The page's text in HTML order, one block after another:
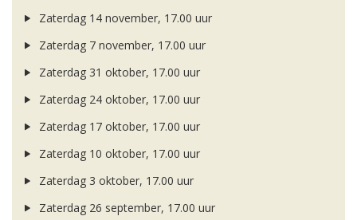
Zaterdag 14 november, 17.00 uur
Zaterdag 7 november, 17.00 uur
Zaterdag 31 oktober, 17.00 uur
Zaterdag 24 oktober, 17.00 uur
Zaterdag 17 oktober, 17.00 uur
Zaterdag 10 oktober, 17.00 uur
Zaterdag 3 oktober, 17.00 uur
Zaterdag 26 september, 17.00 uur